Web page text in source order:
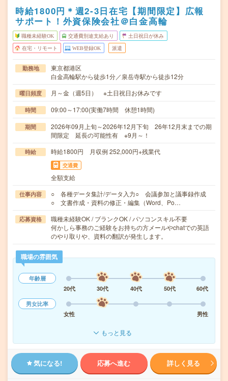
時給1800円＊週2-3日在宅【期間限定】広報
サポート！外資保険会社＠白金高輪
職種未経験OK 交通費別途支給あり 土日祝日が休み
在宅・リモート WEB登録OK 派遣
勤務地
東京都港区
白金高輪駅から徒歩1分／泉岳寺駅から徒歩12分
曜日頻度 月～金（週5日） ※土日祝日お休みです
時間 09:00～17:00(実働7時間 休憩1時間)
期間
2026年09月上旬～2026年12月下旬 26年12月末までの期
間限定 延長の可能性有 ※9月～！
時給 時給1800円 月収例 252,000円+残業代
交通費
全額支給
仕事内容
○ 各種データ集計/データ入力○ 会議参加と議事録作成
○ 文書作成・資料の修正・編集（Word、Po…
応募資格
職種未経験OK / ブランクOK / パソコンスキル不要
何かしら事務のご経験をお持ちの方メールやchatでの英語
のやり取りや、資料の翻訳が発生します。
職場の雰囲気
年齢層
20代
30代 40代 50代
60代
男女比率
女性
男性
もっと見る
気になる! 応募へ進む 詳しく見る